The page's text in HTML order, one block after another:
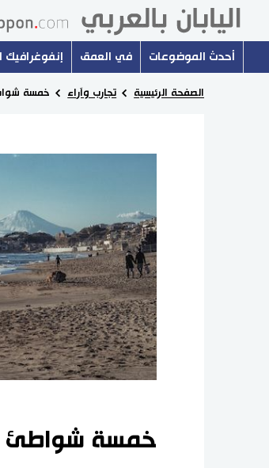
أحدث الموضوعات في العمق إنفوغرافيك
الصفحة الرئيسية تجارب وآراء خمسة
خمسة شواطئ